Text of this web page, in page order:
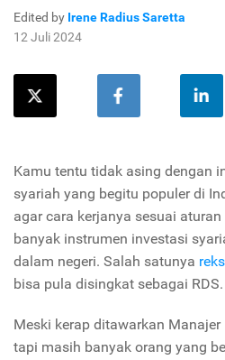
Edited by Irene Radius Saretta
12 Juli 2024
Kamu tentu tidak asing dengan
syariah yang begitu populer di
agar cara kerjanya sesuai
banyak instrumen investasi
dalam negeri. Salah satunya
bisa pula disingkat sebagai RDS.
Meski kerap ditawarkan
tapi masih banyak orang yang